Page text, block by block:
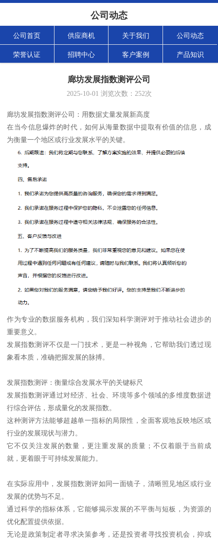
公司动态
公司首页 供应商机 关于我们 公司动态
荣誉认证 招聘中心 客户案例 产品知识
廊坊发展指数测评公司
2025-10-01 浏览次数： 252次
廊坊发展指数测评公司：用数据丈量发展新高度
在当今信息爆炸的时代，如何从海量数据中提取有价值的信息，成
为衡量一个地区或行业发展水平的关键。
作为专业的数据服务机构，我们深知科学测评对于推动社会进步的
重要意义。
发展指数测评不仅是一门技术，更是一种视角，它帮助我们透过现
象看本质，准确把握发展的脉搏。
发展指数测评：衡量综合发展水平的关键标尺
发展指数测评通过对经济、社会、环境等多个领域的多维度数据进
行综合评估，形成量化的发展指数。
这种测评方法能够超越单一指标的局限性，全面客观地反映地区或
行业的发展现状与潜力。
它不仅关注发展的数量，更注重发展的质量；不仅着眼于当前成
就，更着眼于可持续发展能力。
在实际应用中，发展指数测评如同一面镜子，清晰照见地区或行业
发展的优势与不足。
通过科学的指标体系，它能够揭示发展的不平衡与短板，为资源的
优化配置提供依据。
无论是政策制定者寻求决策参考，还是投资者寻找投资机会，抑或